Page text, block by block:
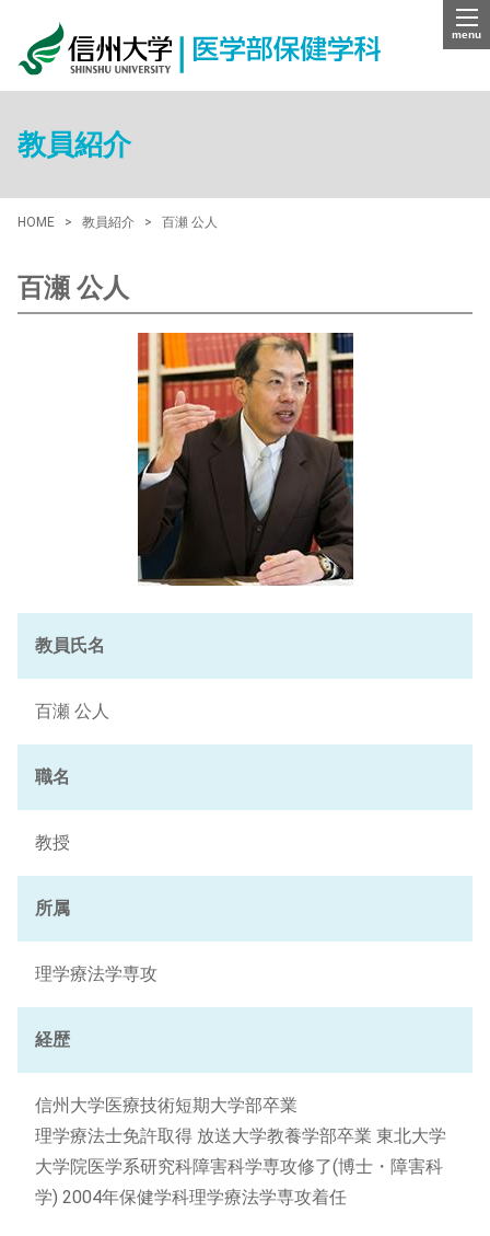
menu
教員紹介
HOME 教員紹介 百瀬 公人
百瀬 公人
教員氏名
百瀬 公人
職名
教授
所属
理学療法学専攻
経歴
信州大学医療技術短期大学部卒業
理学療法士免許取得 放送大学教養学部卒業 東北大学
大学院医学系研究科障害科学専攻修了(博士・障害科
学) 2004年保健学科理学療法学専攻着任